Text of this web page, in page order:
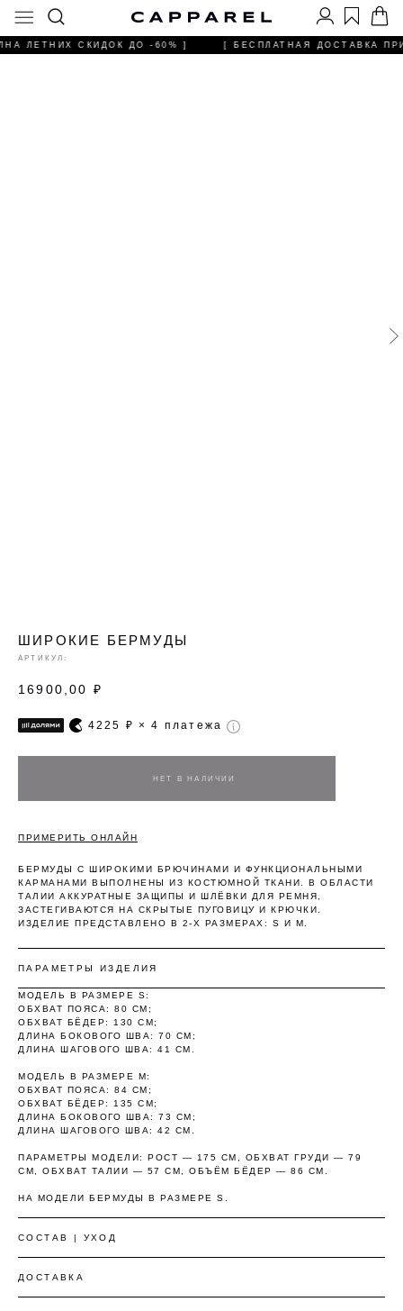
ЛЕТНИХ СКИДОК ДО -60% ] [ БЕСПЛАТНАЯ ДОСТАВКА
ШИРОКИЕ БЕРМУДЫ
АРТИКУЛ:
16900,00 ₽
4225 ₽ × 4 платежа
ПРИМЕРИТЬ ОНЛАЙН
БЕРМУДЫ С ШИРОКИМИ БРЮЧИНАМИ И ФУНКЦИОНАЛЬНЫМИ
КАРМАНАМИ ВЫПОЛНЕНЫ ИЗ КОСТЮМНОЙ ТКАНИ. В ОБЛАСТИ
ТАЛИИ АККУРАТНЫЕ ЗАЩИПЫ И ШЛЁВКИ ДЛЯ РЕМНЯ,
ЗАСТЕГИВАЮТСЯ НА СКРЫТЫЕ ПУГОВИЦУ И КРЮЧКИ.
ИЗДЕЛИЕ ПРЕДСТАВЛЕНО В 2-Х РАЗМЕРАХ: S И M.
ПАРАМЕТРЫ ИЗДЕЛИЯ
МОДЕЛЬ В РАЗМЕРЕ S:
ОБХВАТ ПОЯСА: 80 СМ;
ОБХВАТ БЁДЕР: 130 СМ;
ДЛИНА БОКОВОГО ШВА: 70 СМ;
ДЛИНА ШАГОВОГО ШВА: 41 СМ.
МОДЕЛЬ В РАЗМЕРЕ M:
ОБХВАТ ПОЯСА: 84 СМ;
ОБХВАТ БЁДЕР: 135 СМ;
ДЛИНА БОКОВОГО ШВА: 73 СМ;
ДЛИНА ШАГОВОГО ШВА: 42 СМ.
ПАРАМЕТРЫ МОДЕЛИ: РОСТ — 175 СМ, ОБХВАТ ГРУДИ — 79
СМ, ОБХВАТ ТАЛИИ — 57 СМ, ОБЪЁМ БЁДЕР — 86 СМ.
НА МОДЕЛИ БЕРМУДЫ В РАЗМЕРЕ S.
СОСТАВ | УХОД
ДОСТАВКА
Оплатите сегодня 25% стоимости покупки
картой любого банка, остальное — тремя
платежами раз в две недели.
Оплата
сегодня
25%
Через 2
недели
25%
Как обычная оплата картой
Понятно